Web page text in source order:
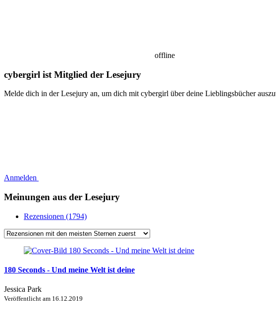
offline
cybergirl ist Mitglied der Lesejury
Melde dich in der Lesejury an, um dich mit cybergirl über deine Lieblingsbücher
Anmelden
Meinungen aus der Lesejury
Rezensionen (1794)
180 Seconds - Und meine Welt ist deine
Jessica Park
Veröffentlicht am 16.12.2019